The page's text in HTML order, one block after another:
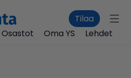
Tilaa
Osastot Oma YS Lehdet